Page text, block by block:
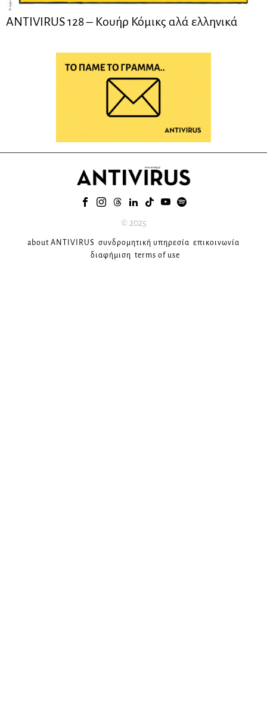
ANTIVIRUS 128 – Kουήρ Κόμικς αλά ελληνικά
© 2025
about ANTIVIRUS συνδρομητική υπηρεσία επικοινωνία
διαφήμιση terms of use